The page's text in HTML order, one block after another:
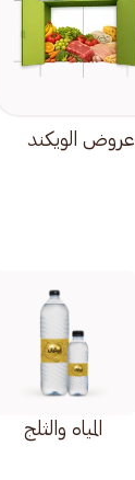
عروض الويكند
المياه والثلج